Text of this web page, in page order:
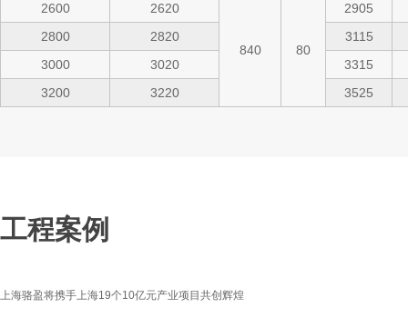
2600
2620
840 80
2905
2800
2820
3115
3000
3020
3315
3200
3220 3525
工程案例
上海骆盈将携手上海19个10亿元产业项目共创辉煌